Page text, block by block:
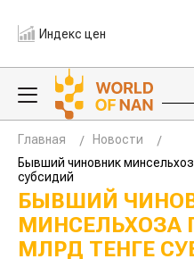
Индекс цен
Главная
Новости
Бывший чиновник
субсидий
БЫВШИЙ
МИНСЕЛЬХОЗА
МЛРД ТЕНГЕ